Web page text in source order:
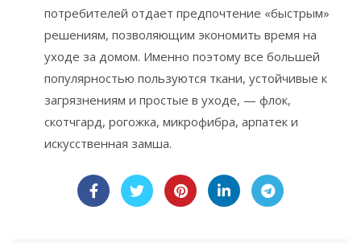
потребителей отдает предпочтение «быстрым»
решениям, позволяющим экономить время на
уходе за домом. Именно поэтому все большей
популярностью пользуются ткани, устойчивые к
загрязнениям и простые в уходе, — флок,
скотчгард, рогожка, микрофибра, арпатек и
искусственная замша.